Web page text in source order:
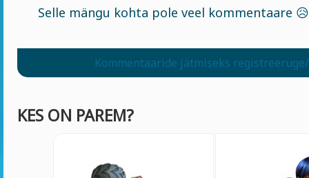
Selle mängu kohta pole veel kommentaare
Kommentaaride jätmiseks
KES ON PAREM?